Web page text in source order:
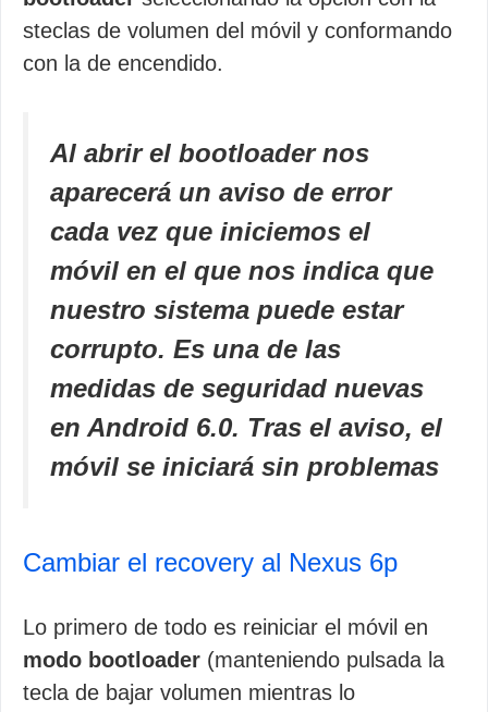
steclas de volumen del móvil y conformando
con la de encendido.
Al abrir el bootloader nos
aparecerá un aviso de error
cada vez que iniciemos el
móvil en el que nos indica que
nuestro sistema puede estar
corrupto. Es una de las
medidas de seguridad nuevas
en Android 6.0. Tras el aviso, el
móvil se iniciará sin problemas
Cambiar el recovery al Nexus 6p
Lo primero de todo es reiniciar el móvil en
modo bootloader (manteniendo pulsada la
tecla de bajar volumen mientras lo